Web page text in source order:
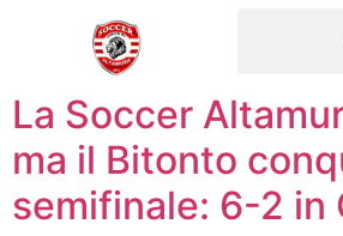
La Soccer
ma il Bitonto
semifinale: 6-2 in